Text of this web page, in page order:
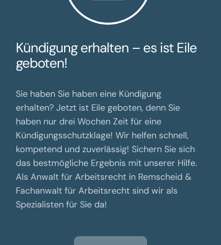
Kündigung erhalten – es ist Eile
geboten!
Sie haben Sie haben eine Kündigung
erhalten? Jetzt ist Eile geboten, denn Sie
haben nur drei Wochen Zeit für eine
Kündigungsschutzklage! Wir helfen schnell,
kompetend und zuverlässig! Sichern Sie sich
das bestmögliche Ergebnis mit unserer Hilfe.
Als Anwalt für Arbeitsrecht in Remscheid &
Fachanwalt für Arbeitsrecht sind wir als
Spezialisten für Sie da!